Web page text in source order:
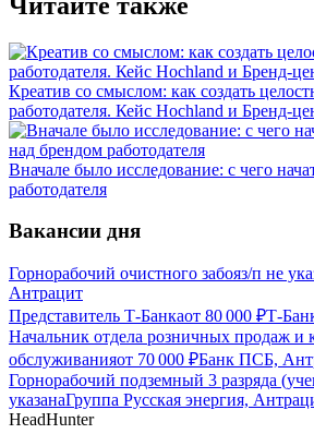
Креатив со смыслом: как создать
работодателя. Кейс Hochland и Бренд-
Вначале было исследование: с чего
работодателя
Вакансии дня
Горнорабочий очистного забояз/п не
Антрацит
Представитель Т-Банкаот 80 000 ₽Т-
Начальник отдела розничных продаж и
обслуживанияот 70 000 ₽Банк ПСБ,
Горнорабочий подземный 3 разряда
указанаГруппа Русская энергия,
HeadHunter